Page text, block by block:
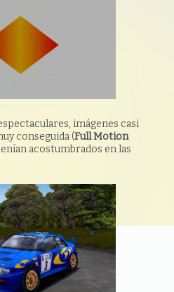
imágenes casi
conseguida (Full Motion
acostumbrados en las